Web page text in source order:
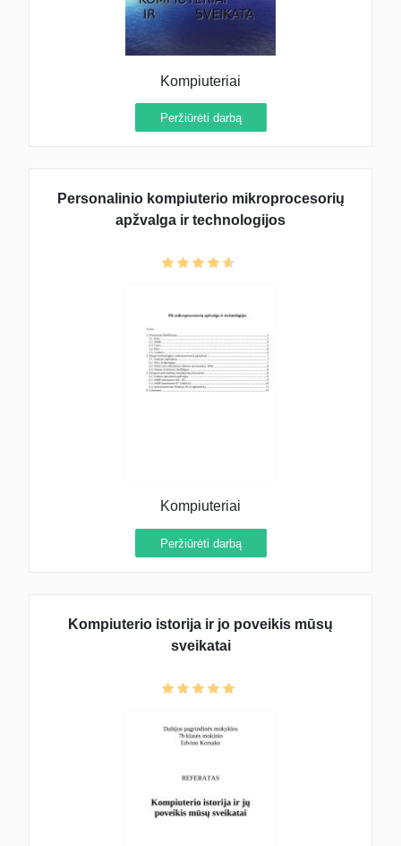
Kompiuteriai
Peržiūrėti darbą
Personalinio kompiuterio mikroprocesorių
apžvalga ir technologijos
Kompiuteriai
Peržiūrėti darbą
Kompiuterio istorija ir jo poveikis mūsų
sveikatai